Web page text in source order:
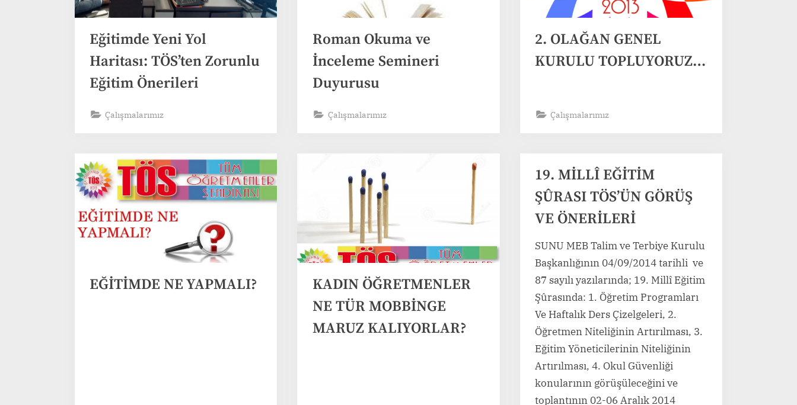
Eğitimde Yeni Yol
Haritası: TÖS’ten Zorunlu
Eğitim Önerileri
Çalışmalarımız
Roman Okuma ve
İnceleme Semineri
Duyurusu
Çalışmalarımız
2. OLAĞAN GENEL
KURULU TOPLUYORUZ…
Çalışmalarımız
EĞİTİMDE NE YAPMALI?
KADIN ÖĞRETMENLER
NE TÜR MOBBİNGE
MARUZ KALIYORLAR?
19. MİLLÎ EĞİTİM
ŞÛRASI TÖS’ÜN GÖRÜŞ
VE ÖNERİLERİ
SUNU MEB Talim ve Terbiye Kurulu
Başkanlığının 04/09/2014 tarihli ve
87 sayılı yazılarında; 19. Millî Eğitim
Şûrasında: 1. Öğretim Programları
Ve Haftalık Ders Çizelgeleri, 2.
Öğretmen Niteliğinin Artırılması, 3.
Eğitim Yöneticilerinin Niteliğinin
Artırılması, 4. Okul Güvenliği
konularının görüşüleceğini ve
toplantının 02-06 Aralık 2014